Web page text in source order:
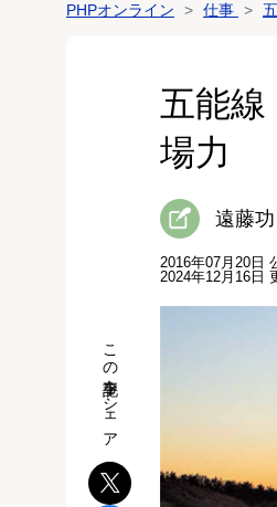
PHPオンライン 仕事
五能
場力
遠藤
2016年07月20日
2024年12月16日
この記事をシェア